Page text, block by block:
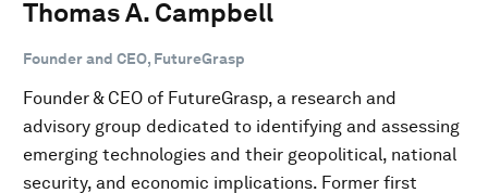
Thomas A. Campbell
Founder and CEO, FutureGrasp
Founder & CEO of FutureGrasp, a research and
advisory group dedicated to identifying and assessing
emerging technologies and their geopolitical, national
security, and economic implications. Former first